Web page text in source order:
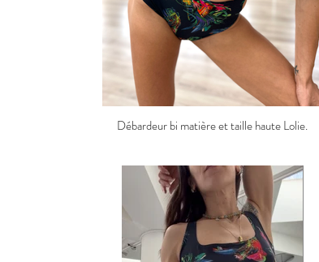
Débardeur bi matière et taille haute Lolie.